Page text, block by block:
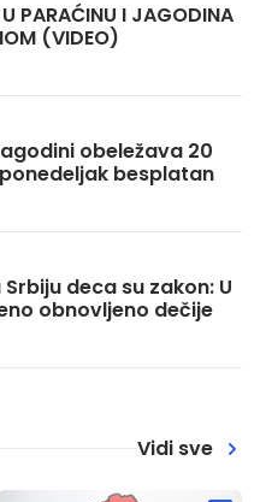
PARAĆINU I JAGODINA
(VIDEO)
obeležava 20
besplatan
deca su zakon: U
obnovljeno dečije
Vidi sve